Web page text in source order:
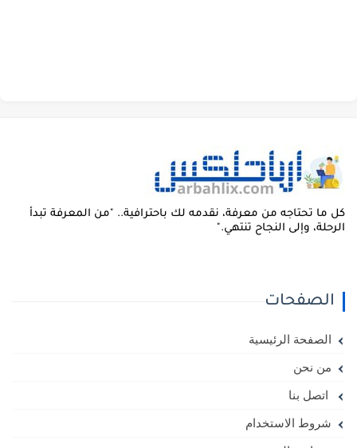
ما تحتاجه من معرفة، نقدمه لك باحترافية.. "من المعرفة تبدأ
وإلى النجاح تنتهي."
الصفحات
الصفحة الرئيسية
من نحن
اتصل بنا
شروط الاستخدام